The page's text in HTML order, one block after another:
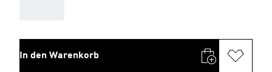
In den Warenkorb